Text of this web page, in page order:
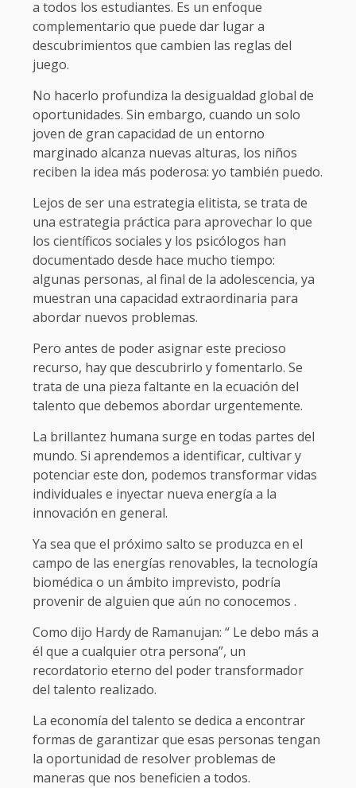
a todos los estudiantes. Es un enfoque
complementario que puede dar lugar a
descubrimientos que cambien las reglas del
juego.
No hacerlo profundiza la desigualdad global de
oportunidades. Sin embargo, cuando un solo
joven de gran capacidad de un entorno
marginado alcanza nuevas alturas, los niños
reciben la idea más poderosa: yo también puedo.
Lejos de ser una estrategia elitista, se trata de
una estrategia práctica para aprovechar lo que
los científicos sociales y los psicólogos han
documentado desde hace mucho tiempo:
algunas personas, al final de la adolescencia, ya
muestran una capacidad extraordinaria para
abordar nuevos problemas.
Pero antes de poder asignar este precioso
recurso, hay que descubrirlo y fomentarlo. Se
trata de una pieza faltante en la ecuación del
talento que debemos abordar urgentemente.
La brillantez humana surge en todas partes del
mundo. Si aprendemos a identificar, cultivar y
potenciar este don, podemos transformar vidas
individuales e inyectar nueva energía a la
innovación en general.
Ya sea que el próximo salto se produzca en el
campo de las energías renovables, la tecnología
biomédica o un ámbito imprevisto, podría
provenir de alguien que aún no conocemos .
Como dijo Hardy de Ramanujan: “ Le debo más a
él que a cualquier otra persona”, un
recordatorio eterno del poder transformador
del talento realizado.
La economía del talento se dedica a encontrar
formas de garantizar que esas personas tengan
la oportunidad de resolver problemas de
maneras que nos beneficien a todos.